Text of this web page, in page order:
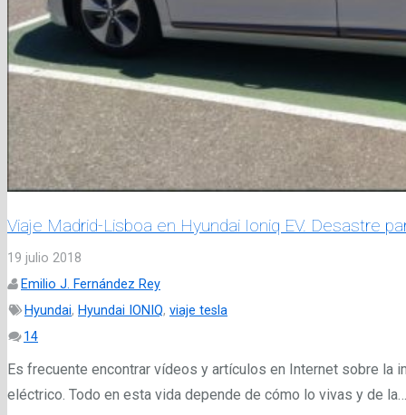
Viaje Madrid-Lisboa en Hyundai Ioniq EV. Desastre
19 julio 2018
Emilio J. Fernández Rey
Hyundai, Hyundai IONIQ, viaje tesla
14Comentarios
Es frecuente encontrar vídeos y artículos en Internet sobre la
eléctrico. Todo en esta vida depende de cómo lo vivas y de la…